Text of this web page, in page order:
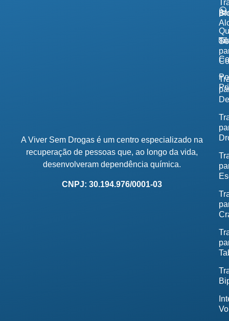
A Viver Sem Drogas é um centro especializado na
recuperação de pessoas que, ao longo da vida,
desenvolveram dependência química.
CNPJ: 30.194.976/0001-03